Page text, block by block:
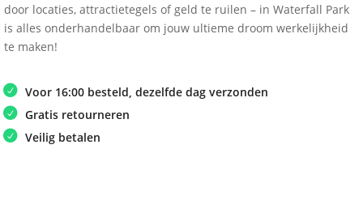
door locaties, attractietegels of geld te ruilen – in Waterfall Park
is alles onderhandelbaar om jouw ultieme droom werkelijkheid
te maken!
Voor 16:00 besteld, dezelfde dag verzonden
Gratis retourneren
Veilig betalen